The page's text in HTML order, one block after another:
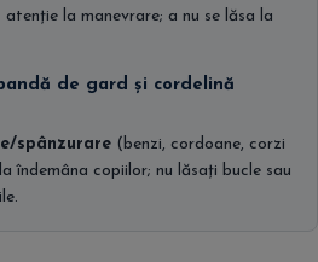
la manevrare; a nu se lăsa la
de gard și cordelină
spânzurare (benzi, cordoane, corzi
îndemâna copiilor; nu lăsați bucle sau